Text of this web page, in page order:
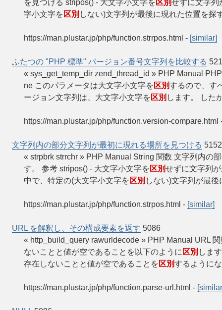
を見つける stripos() - 大文字小文字を 区別せずに文字列
字小文字を 区別 しない)文字列が最後に現れた位置を探
https://man.plustar.jp/php/function.strrpos.html - [similar]
ふたつの "PHP 標準" バージョン番号文字列を比較する
« sys_get_temp_dir zend_thread_id » PHP Manual
ne このパラメータは大文字小文字を 区別するので、す
ージョン文字列は、大文字小文字を 区別 します。 した
https://man.plustar.jp/php/function.version-compare.html
文字列内の部分文字列が最初に現れる場所を見つける 5152
« strpbrk strrchr » PHP Manual String 関数 文字列内の
す。 参考 stripos() - 大文字小文字を 区別せずに文字列
中で、特定の(大文字小文字を 区別 しない)文字列が最
https://man.plustar.jp/php/function.strpos.html - [similar]
URL を解釈し、その構成要素を返す 5086
« http_build_query rawurldecode » PHP Manual URL
ないことと値が空であることを以下のように 区別 しま
存在しないことと値が空であることを 区別するように
https://man.plustar.jp/php/function.parse-url.html -